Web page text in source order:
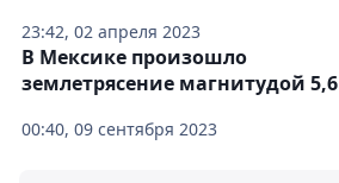
23:42, 02 апреля 2023
00:40, 09 сентября 2023
В Мексике произошло
землетрясение магнитудой 5,6